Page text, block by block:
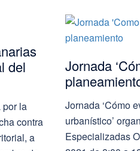
del
por la
contra
a
Jornada
Jornada ‘Cómo
urbanístico’
Especializadas